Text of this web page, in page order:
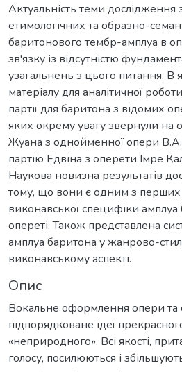
Актуальність теми
етимологічних та образно-
баритонового тембр-амплуа в
зв'язку із відсутністю
узагальнень з цього питання. В
матеріалу для аналітичної
партії для баритона з відомих
яких окрему увагу звернули на
Жуана з однойменної опери
партію Едвіна з оперети Імре
Наукова новизна результатів
тому, що вони є одним з
виконавської специфіки амплуа
опереті. Також представлена
амплуа баритона у жанрово-
виконавському аспекті.
Опис
Вокальне оформлення опери та
підпорядковане ідеї
«неприродного». Всі якості,
голосу, посилюються і